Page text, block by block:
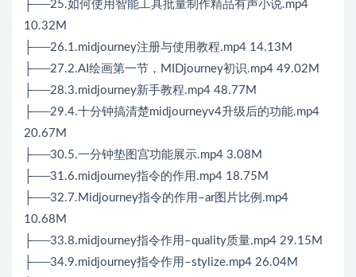
├──25.如何使用智能工具批量制作精品有声小说.mp4
10.32M
├──26.1.midjourney注册与使用教程.mp4 14.13M
├──27.2.AI绘画第一节，MIDjourney初识.mp4 49.02M
├──28.3.midjourney新手教程.mp4 48.77M
├──29.4.十分钟搞清楚midjourneyv4升级后的功能.mp4
20.67M
├──30.5.一分钟垫图宫功能展示.mp4 3.08M
├──31.6.midjourney指令的作用.mp4 18.75M
├──32.7.Midjourney指令的作用–ar图片比例.mp4
10.68M
├──33.8.midjourney指令作用–quality质量.mp4 29.15M
├──34.9.midjourney指令作用–stylize.mp4 26.04M